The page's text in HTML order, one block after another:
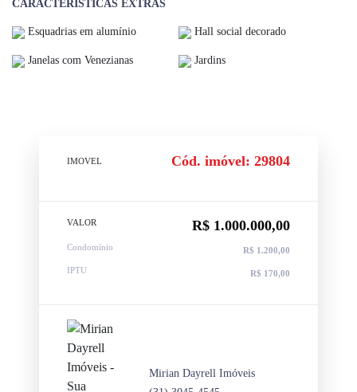
CARACTERÍSTICAS EXTRAS
Esquadrias em alumínio Hall social decorado
Janelas com Venezianas Jardins
IMOVEL Cód. imóvel: 29804
VALOR R$ 1.000.000,00
Condomínio R$ 1.200,00
IPTU R$ 170,00
Mirian Dayrell Imóveis